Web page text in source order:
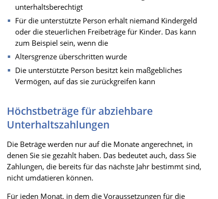
unterhaltsberechtigt
Für die unterstützte Person erhält niemand Kindergeld
oder die steuerlichen Freibeträge für Kinder. Das kann
zum Beispiel sein, wenn die
Altersgrenze überschritten wurde
Die unterstützte Person besitzt kein maßgebliches
Vermögen, auf das sie zurückgreifen kann
Höchstbeträge für abziehbare
Unterhaltszahlungen
Die Beträge werden nur auf die Monate angerechnet, in
denen Sie sie gezahlt haben. Das bedeutet auch, dass Sie
Zahlungen, die bereits für das nächste Jahr bestimmt sind,
nicht umdatieren können.
Für jeden Monat, in dem die Voraussetzungen für die